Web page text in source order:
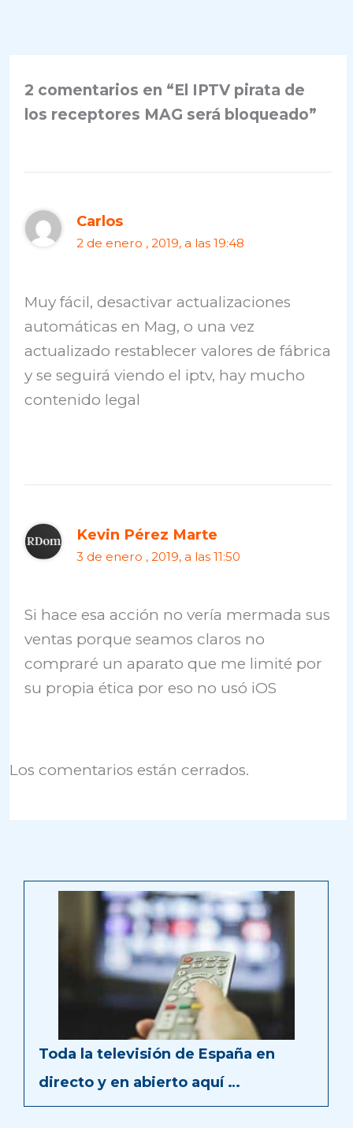
2 comentarios en “El IPTV pirata de
los receptores MAG será bloqueado”
Carlos
2 de enero , 2019, a las 19:48
Muy fácil, desactivar actualizaciones
automáticas en Mag, o una vez
actualizado restablecer valores de fábrica
y se seguirá viendo el iptv, hay mucho
contenido legal
Kevin Pérez Marte
3 de enero , 2019, a las 11:50
Si hace esa acción no vería mermada sus
ventas porque seamos claros no
compraré un aparato que me limité por
su propia ética por eso no usó iOS
Los comentarios están cerrados.
Toda la televisión de España en
directo y en abierto aquí …